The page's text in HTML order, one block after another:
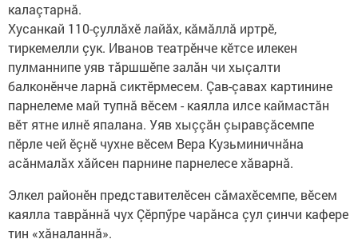
калаçтарнă.
Хусанкай 110-çуллăхӗ лайăх, кăмăллă иртрӗ,
тиркемелли çук. Иванов театрӗнче кӗтсе илекен
пулманнипе уяв тăршшӗпе залăн чи хыçалти
балконӗнче ларнă сиктӗрмесем. Çав-çавах картинине
парнелеме май тупнă вӗсем - каялла илсе каймастăн
вӗт ятне илнӗ япалана. Уяв хыççăн çыравçăсемпе
пӗрле чей ӗçнӗ чухне вӗсем Вера Кузьминичнăна
асăнмалăх хăйсен парнине парнелесе хăварнă.
Элкел районӗн представителӗсен сăмахӗсемпе, вӗсем
каялла таврăннă чух Çӗрпӳре чарăнса çул çинчи кафере
тин «хăналаннă».